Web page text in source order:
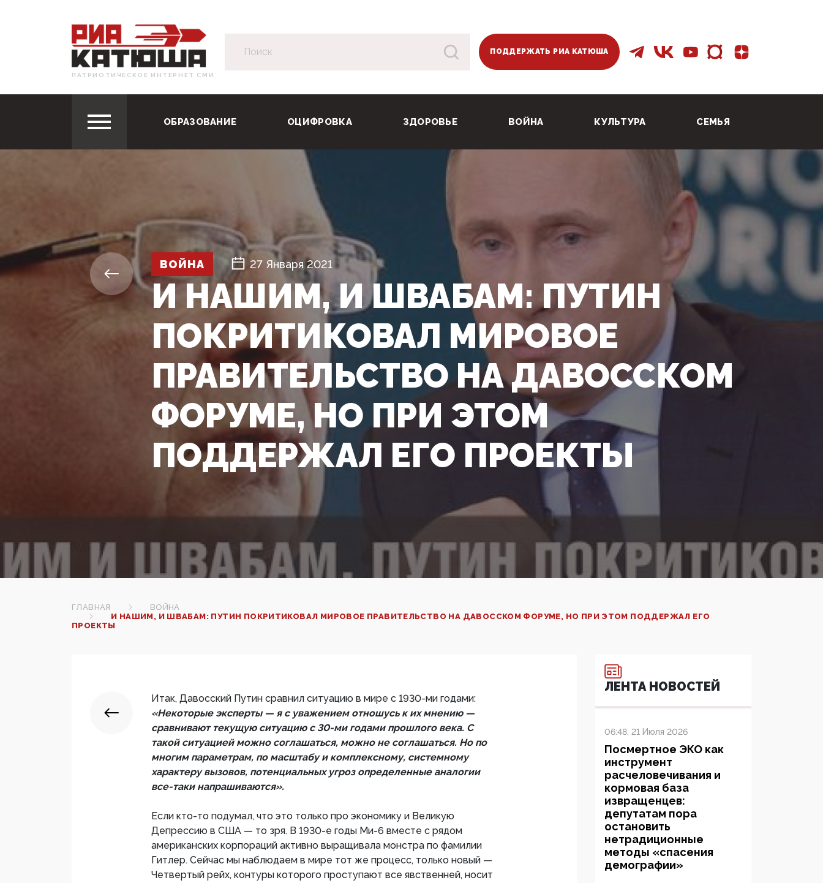
ПАТРИОТИЧЕСКОЕ ИНТЕРНЕТ СМИ
ПОДДЕРЖАТЬ РИА КАТЮША
ОБРАЗОВАНИЕ ОЦИФРОВКА ЗДОРОВЬЕ ВОЙНА КУЛЬТУРА СЕМЬЯ
ВОЙНА 27 Января 2021
И НАШИМ, И ШВАБАМ: ПУТИН
ПОКРИТИКОВАЛ МИРОВОЕ
ПРАВИТЕЛЬСТВО НА ДАВОССКОМ
ФОРУМЕ, НО ПРИ ЭТОМ
ПОДДЕРЖАЛ ЕГО ПРОЕКТЫ
ГЛАВНАЯ
ВОЙНА
И НАШИМ, И ШВАБАМ: ПУТИН ПОКРИТИКОВАЛ МИРОВОЕ ПРАВИТЕЛЬСТВО НА ДАВОССКОМ ФОРУМЕ, НО ПРИ ЭТОМ ПОДДЕРЖАЛ ЕГО
ПРОЕКТЫ
Итак, Давосский Путин сравнил ситуацию в мире с 1930-ми годами:
«Некоторые эксперты — я с уважением отношусь к их мнению —
сравнивают текущую ситуацию с 30-ми годами прошлого века. С
такой ситуацией можно соглашаться, можно не соглашаться. Но по
многим параметрам, по масштабу и комплексному, системному
характеру вызовов, потенциальных угроз определенные аналогии
все-таки напрашиваются».
Если кто-то подумал, что это только про экономику и Великую
Депрессию в США — то зря. В 1930-е годы Ми-6 вместе с рядом
американских корпораций активно выращивала монстра по фамилии
Гитлер. Сейчас мы наблюдаем в мире тот же процесс, только новый —
Четвертый рейх, контуры которого проступают все явственней, носит
ЛЕНТА НОВОСТЕЙ
06:48, 21 Июля 2026
Посмертное ЭКО как
инструмент
расчеловечивания и
кормовая база
извращенцев:
депутатам пора
остановить
нетрадиционные
методы «спасения
демографии»